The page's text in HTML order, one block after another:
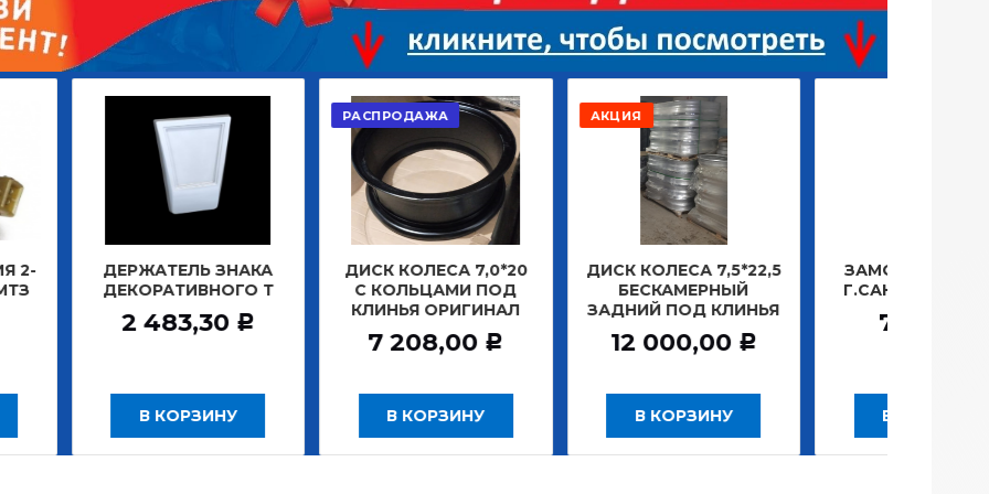
ЗНАКА
Т
КОРЗИНУ
РАСПРОДАЖА
ДИСК КОЛЕСА 7,0*20
С КОЛЬЦАМИ ПОД
КЛИНЬЯ ОРИГИНАЛ
В КОРЗИНУ
АКЦИЯ
ДИСК КОЛЕСА 7,5*22,5
БЕСКАМЕРНЫЙ
ЗАДНИЙ ПОД КЛИНЬЯ
12 000,00
В КОРЗИНУ
ЗАМОК ЗАЖИГАНИЯ
Г.САНКТ-ПЕТЕРБУРГ
781,20
В КОРЗИНУ